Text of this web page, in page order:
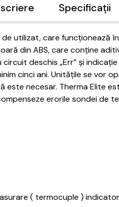
Specificații
care funcționează în
din ABS, care conține
deschis „Err” și
cinci ani. Unitățile se vor
este necesar. Therma Elite
erorile sondei de
( termocuple )